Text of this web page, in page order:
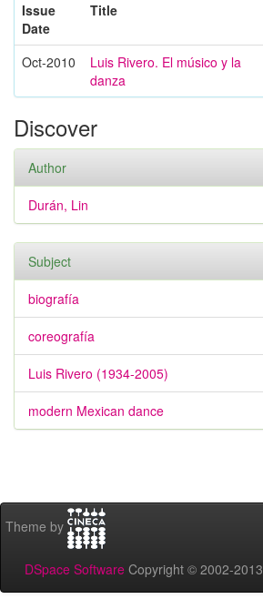
Issue
Date
Title
Oct-2010
Luis Rivero. El músico y la
danza
Discover
Author
Durán, Lin
Subject
biografía
coreografía
Luis Rivero (1934-2005)
modern Mexican dance
Theme by
DSpace Software Copyright © 2002-2013